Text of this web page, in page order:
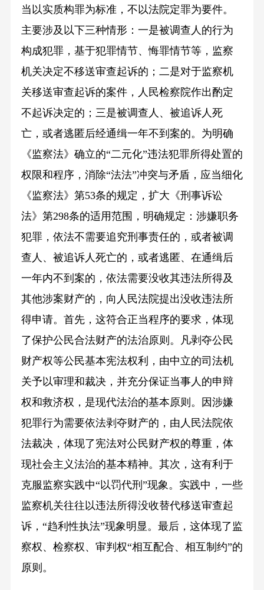
当以实质构罪为标准，不以法院定罪为要件。
主要涉及以下三种情形：一是被调查人的行为
构成犯罪，基于犯罪情节、悔罪情节等，监察
机关决定不移送审查起诉的；二是对于监察机
关移送审查起诉的案件，人民检察院作出酌定
不起诉决定的；三是被调查人、被追诉人死
亡，或者逃匿后经通缉一年不到案的。为明确
《监察法》确立的“二元化”违法犯罪所得处置的
权限和程序，消除“法法”冲突与矛盾，应当细化
《监察法》第53条的规定，扩大《刑事诉讼
法》第298条的适用范围，明确规定：涉嫌职务
犯罪，依法不需要追究刑事责任的，或者被调
查人、被追诉人死亡的，或者逃匿、在通缉后
一年内不到案的，依法需要没收其违法所得及
其他涉案财产的，向人民法院提出没收违法所
得申请。首先，这符合正当程序的要求，体现
了保护公民合法财产的法治原则。凡剥夺公民
财产权等公民基本宪法权利，由中立的司法机
关予以审理和裁决，并充分保证当事人的申辩
权和救济权，是现代法治的基本原则。因涉嫌
犯罪行为需要依法剥夺财产的，由人民法院依
法裁决，体现了宪法对公民财产权的尊重，体
现社会主义法治的基本精神。其次，这有利于
克服监察实践中“以罚代刑”现象。实践中，一些
监察机关往往以违法所得没收替代移送审查起
诉，“趋利性执法”现象明显。最后，这体现了监
察权、检察权、审判权“相互配合、相互制约”的
原则。